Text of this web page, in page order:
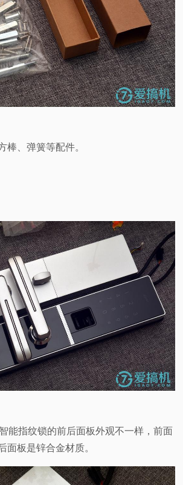
棒、弹簧等配件。
能指纹锁的前后面板外观不一样，前面
面板是锌合金材质。